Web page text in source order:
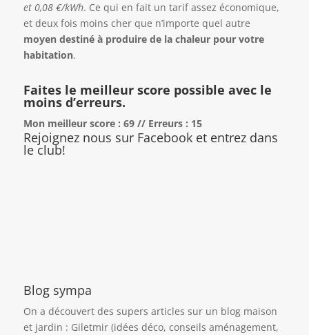
et 0,08 €/kWh. Ce qui en fait un tarif assez économique,
et deux fois moins cher que n’importe quel autre
moyen destiné à produire de la chaleur pour votre
habitation.
Faites le meilleur score possible avec le
moins d’erreurs.
Mon meilleur score : 69 // Erreurs : 15
Rejoignez nous sur Facebook et entrez dans
le club!
Blog sympa
On a découvert des supers articles sur un blog maison
et jardin : Giletmir(idées déco, conseils aménagement,